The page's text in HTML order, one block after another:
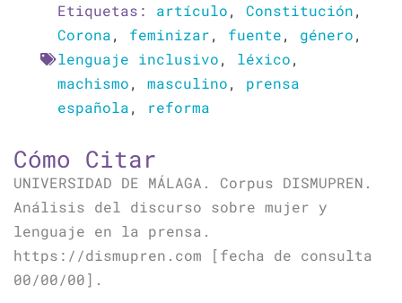
Etiquetas: artículo, Constitución,
Corona, feminizar, fuente, género,
lenguaje inclusivo, léxico,
machismo, masculino, prensa
española, reforma
Cómo Citar
UNIVERSIDAD DE MÁLAGA. Corpus DISMUPREN.
Análisis del discurso sobre mujer y
lenguaje en la prensa.
https://dismupren.com [fecha de consulta
00/00/00].